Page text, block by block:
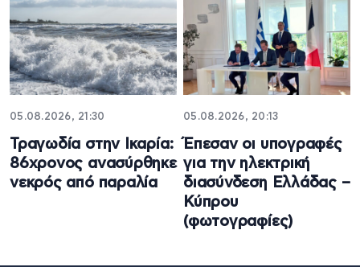
05.08.2026, 21:30
Τραγωδία στην Ικαρία:
86χρονος ανασύρθηκε
νεκρός από παραλία
05.08.2026, 20:13
Έπεσαν οι υπογραφές
για την ηλεκτρική
διασύνδεση Ελλάδας –
Κύπρου
(φωτογραφίες)